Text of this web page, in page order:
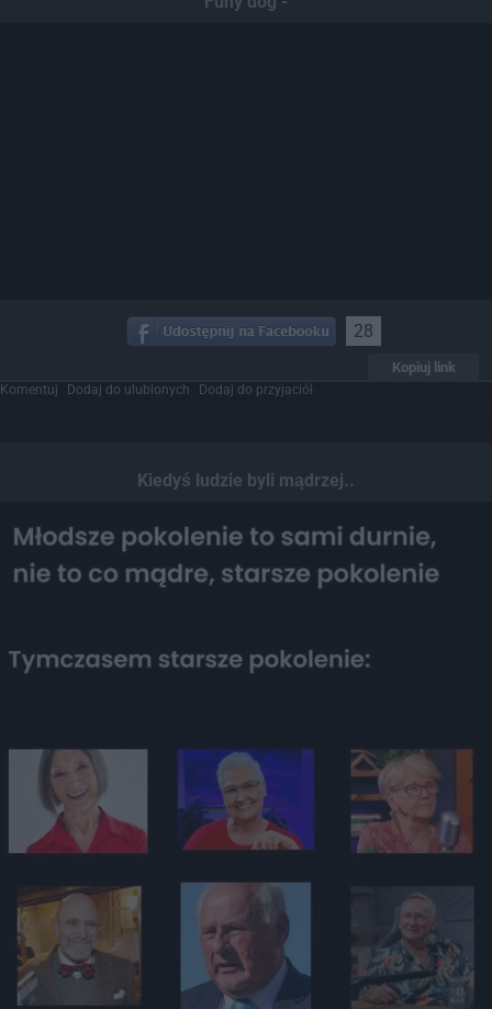
28
Kopiuj link
Komentuj Dodaj do ulubionych Dodaj do przyjaciół
Kiedyś ludzie byli mądrzej..